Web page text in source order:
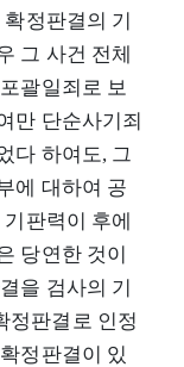
정판결의 기
그 사건 전체
괄일죄로 보
만 단순사기죄
다 하여도, 그
에 대하여 공
판력이 후에
당연한 것이
을 검사의 기
정판결로 인정
정판결이 있